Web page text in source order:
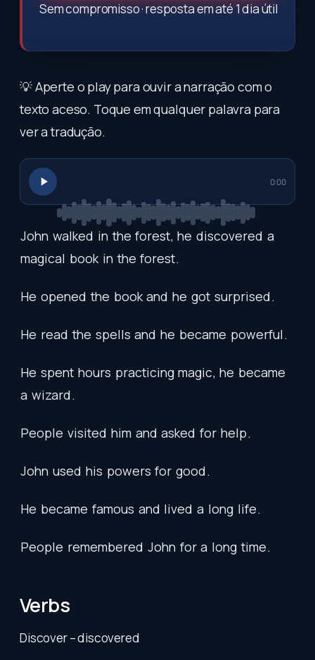
Sem compromisso · resposta em até 1 dia útil
💡 Aperte o play para ouvir a narração com o
texto aceso. Toque em qualquer palavra para
ver a tradução.
0:00
John walked in the forest, he discovered a
magical book in the forest.
He opened the book and he got surprised.
He read the spells and he became powerful.
He spent hours practicing magic, he became
a wizard.
People visited him and asked for help.
John used his powers for good.
He became famous and lived a long life.
People remembered John for a long time.
Verbs
Discover – discovered